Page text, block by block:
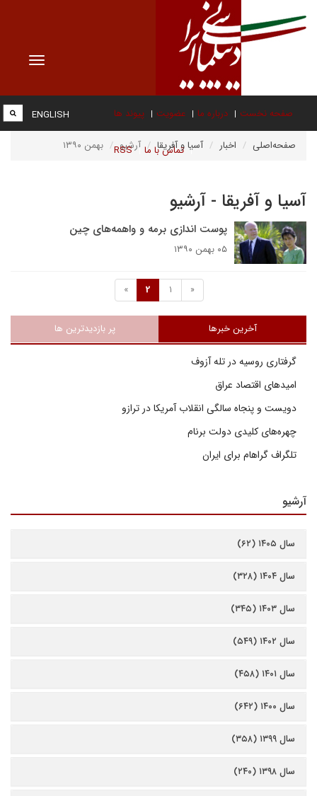
Toggle
صفحه نخست درباره ما عضویت پیوند ها
تماس با ما RSS
ENGLISH
صفحه‌اصلی اخبار آسیا و آفریقا آرشیو بهمن ۱۳۹۰
آسیا و آفریقا - آرشیو
پوست اندازی برمه و واهمه‌های چین
۰۵ بهمن ۱۳۹۰
«
1
2
»
آخرین خبرها پر بازدیدترین ها
گرفتاری روسیه در تله آزوف
امیدهای اقتصاد عراق
دویست و پنجاه سالگی انقلاب آمریکا در ترازو
چهره‌های کلیدی دولت برنام
تلگراف گراهام برای ایران
آرشیو
سال ۱۴۰۵ (۶۲)
سال ۱۴۰۴ (۳۲۸)
سال ۱۴۰۳ (۳۴۵)
سال ۱۴۰۲ (۵۴۹)
سال ۱۴۰۱ (۴۵۸)
سال ۱۴۰۰ (۶۴۲)
سال ۱۳۹۹ (۳۵۸)
سال ۱۳۹۸ (۲۴۰)